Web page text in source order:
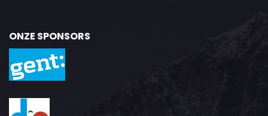
ONZE SPONSORS